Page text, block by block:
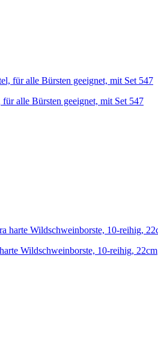
alle Bürsten geeignet, mit Set 547
Wildschweinborste, 10-reihig, 22cm